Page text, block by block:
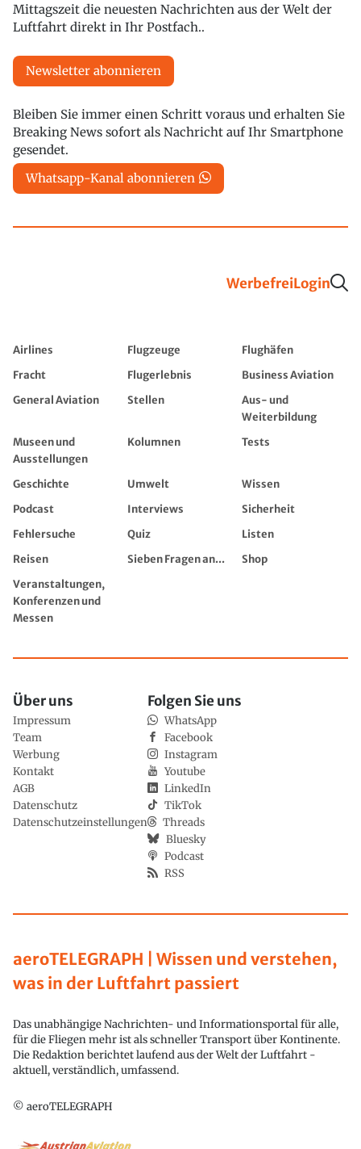
Mittagszeit die neuesten Nachrichten aus der Welt der
Luftfahrt direkt in Ihr Postfach..
Newsletter abonnieren
Bleiben Sie immer einen Schritt voraus und erhalten Sie
Breaking News sofort als Nachricht auf Ihr Smartphone
gesendet.
Whatsapp-Kanal abonnieren
WerbefreiLogin
Airlines Flugzeuge
Flughäfen
Fracht
Flugerlebnis
Business Aviation
General Aviation
Stellen
Aus- und
Weiterbildung
Museen und
Ausstellungen
Kolumnen Tests
Geschichte Umwelt
Wissen
Podcast
Interviews
Sicherheit
Fehlersuche
Quiz
Listen
Reisen
Sieben Fragen an...
Shop
Veranstaltungen,
Konferenzen und
Messen
aeroTELEGRAPH | Wissen und verstehen,
was in der Luftfahrt passiert
Das unabhängige Nachrichten- und Informationsportal für alle,
für die Fliegen mehr ist als schneller Transport über Kontinente.
Die Redaktion berichtet laufend aus der Welt der Luftfahrt -
aktuell, verständlich, umfassend.
© aeroTELEGRAPH
Über uns
Impressum
Team
Werbung
Kontakt
AGB
Datenschutz
Datenschutzeinstellungen
Folgen Sie uns
WhatsApp
Facebook
Instagram
Youtube
LinkedIn
TikTok
Threads
Bluesky
Podcast
RSS